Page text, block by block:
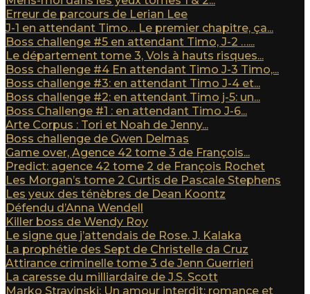
Erreur de parcours de Lerian Lee
J-1 en attendant Timo… Le premier chapitre, ça...
Boss challenge #5 en attendant Timo, J-2 …...
Le département tome 3, Vols à hauts risques...
Boss challenge #4 En attendant Timo J-3 Timo,...
Boss challenge #3: en attendant Timo J-4 et...
Boss challenge #2: en attendant Timo j-5: un...
Boss Challenge #1 : en attendant Timo J-6...
Arte Corpus : Tori et Noah de Jenny...
Boss challenge de Gwen Delmas
Game over, Agence 42 tome 3 de François...
Predict: agence 42 tome 2 de François Rochet
Les Morgan’s tome 2 Curtis de Pascale Stephens
Les yeux des ténèbres de Dean Koontz
Défendu d’Anna Wendell
Killer boss de Wendy Roy
Le signe que j’attendais de Rose. J. Kalaka
La prophétie des Sept de Christelle da Cruz
Attirance criminelle tome 3 de Jenn Guerrieri
La caresse du milliardaire de J.S. Scott
Marko Stravinski: Un amour interdit: romance et